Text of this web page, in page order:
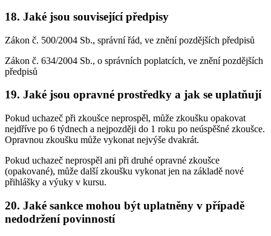
18. Jaké jsou související předpisy
Zákon č. 500/2004 Sb., správní řád, ve znění pozdějších předpisů
Zákon č. 634/2004 Sb., o správních poplatcích, ve znění pozdějších
předpisů
19. Jaké jsou opravné prostředky a jak se uplatňují
Pokud uchazeč při zkoušce neprospěl, může zkoušku opakovat
nejdříve po 6 týdnech a nejpozději do 1 roku po neúspěšné zkoušce.
Opravnou zkoušku může vykonat nejvýše dvakrát.
Pokud uchazeč neprospěl ani při druhé opravné zkoušce
(opakované), může další zkoušku vykonat jen na základě nové
přihlášky a výuky v kursu.
20. Jaké sankce mohou být uplatněny v případě
nedodržení povinností